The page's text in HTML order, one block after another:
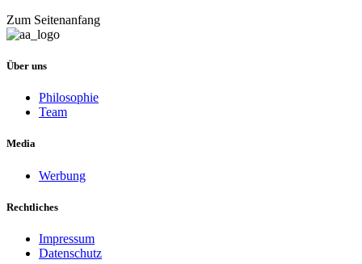
Zum Seitenanfang
Über uns
Philosophie
Team
Media
Werbung
Rechtliches
Impressum
Datenschutz